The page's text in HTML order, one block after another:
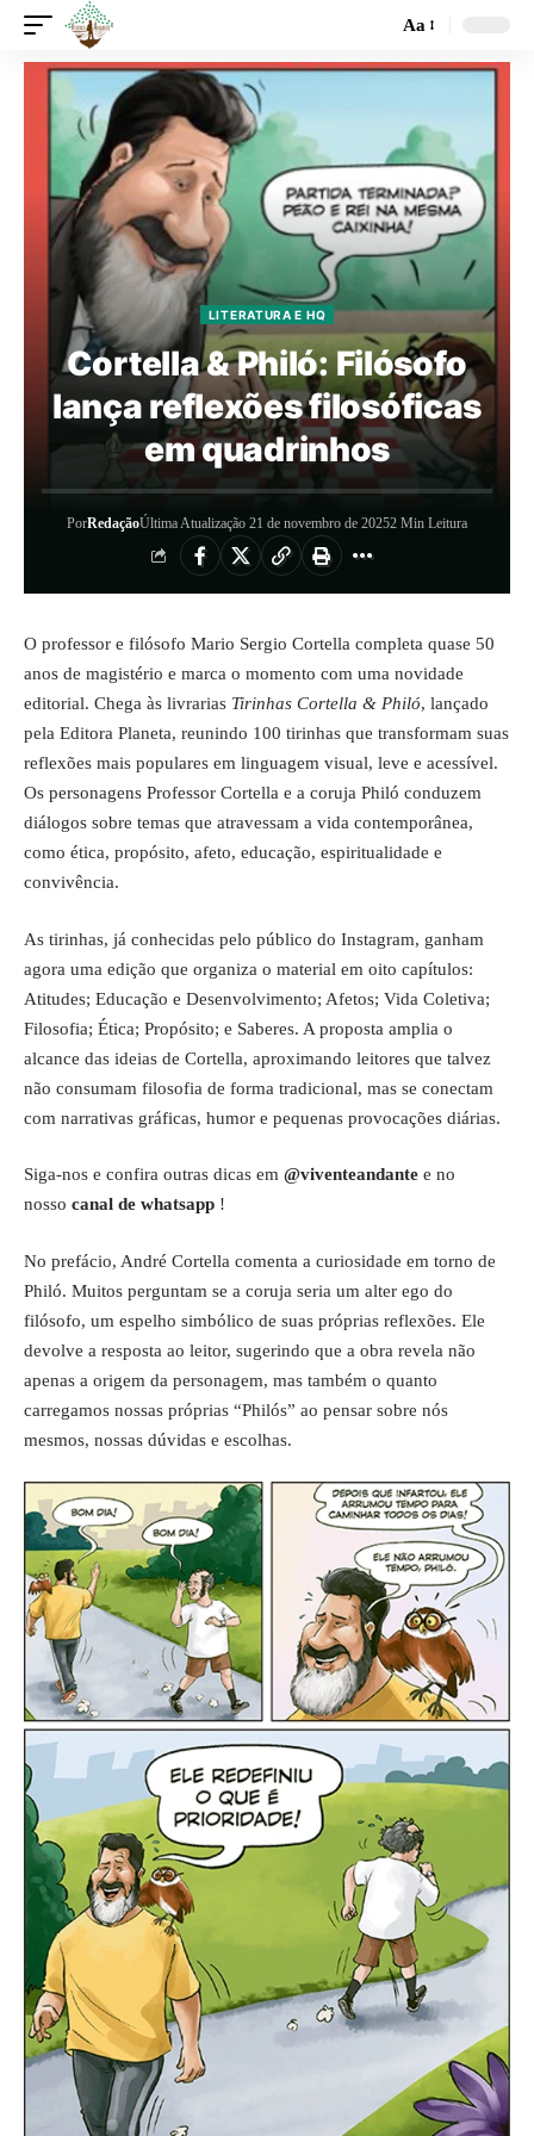
Aa
LITERATURA E HQ
Cortella & Philó: Filósofo
lança reflexões filosóficas
em quadrinhos
PorRedaçãoÚltima Atualização 21 de novembro de 20252 Min Leitura
O professor e filósofo Mario Sergio Cortella completa quase 50
anos de magistério e marca o momento com uma novidade
editorial. Chega às livrarias Tirinhas Cortella & Philó, lançado
pela Editora Planeta, reunindo 100 tirinhas que transformam suas
reflexões mais populares em linguagem visual, leve e acessível.
Os personagens Professor Cortella e a coruja Philó conduzem
diálogos sobre temas que atravessam a vida contemporânea,
como ética, propósito, afeto, educação, espiritualidade e
convivência.
As tirinhas, já conhecidas pelo público do Instagram, ganham
agora uma edição que organiza o material em oito capítulos:
Atitudes; Educação e Desenvolvimento; Afetos; Vida Coletiva;
Filosofia; Ética; Propósito; e Saberes. A proposta amplia o
alcance das ideias de Cortella, aproximando leitores que talvez
não consumam filosofia de forma tradicional, mas se conectam
com narrativas gráficas, humor e pequenas provocações diárias.
Siga-nos e confira outras dicas em @viventeandante e no
nosso canal de whatsapp !
No prefácio, André Cortella comenta a curiosidade em torno de
Philó. Muitos perguntam se a coruja seria um alter ego do
filósofo, um espelho simbólico de suas próprias reflexões. Ele
devolve a resposta ao leitor, sugerindo que a obra revela não
apenas a origem da personagem, mas também o quanto
carregamos nossas próprias “Philós” ao pensar sobre nós
mesmos, nossas dúvidas e escolhas.